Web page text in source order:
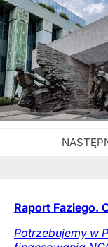
Raport Faziego.
Potrzebujemy w